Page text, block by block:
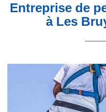
Entreprise de
à Les